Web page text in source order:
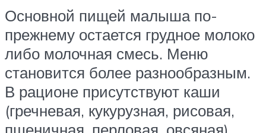
Основной пищей малыша по-
прежнему остается грудное молоко
либо молочная смесь. Меню
становится более разнообразным.
В рационе присутствуют каши
(гречневая, кукурузная, рисовая,
пшеничная, перловая, овсяная),